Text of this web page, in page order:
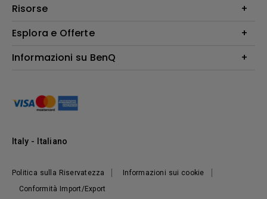
Altoparlante
Contatti
FAQ BenQ Shop
Returns BenQ Shop
Risorse
Find Your Perfect Projector
Centro informazioni
Esplora e Offerte
Events, Promotions & Webinars
Informazioni su BenQ
Responsabilità sociale d'impresa
Notizie
Politica sulla Riservatezza
Informazioni sui cookie
Conformità Import/Export
Italy - Italiano